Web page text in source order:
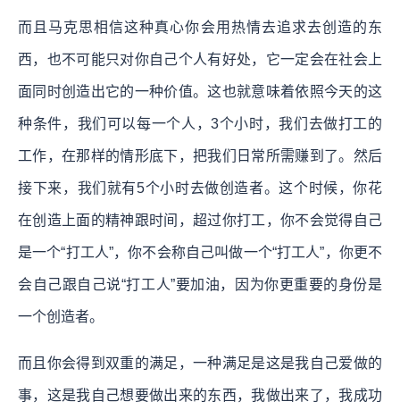
而且马克思相信这种真心你会用热情去追求去创造的东
西，也不可能只对你自己个人有好处，它一定会在社会上
面同时创造出它的一种价值。这也就意味着依照今天的这
种条件，我们可以每一个人，3个小时，我们去做打工的
工作，在那样的情形底下，把我们日常所需赚到了。然后
接下来，我们就有5个小时去做创造者。这个时候，你花
在创造上面的精神跟时间，超过你打工，你不会觉得自己
是一个“打工人”，你不会称自己叫做一个“打工人”，你更不
会自己跟自己说“打工人”要加油，因为你更重要的身份是
一个创造者。
而且你会得到双重的满足，一种满足是这是我自己爱做的
事，这是我自己想要做出来的东西，我做出来了，我成功